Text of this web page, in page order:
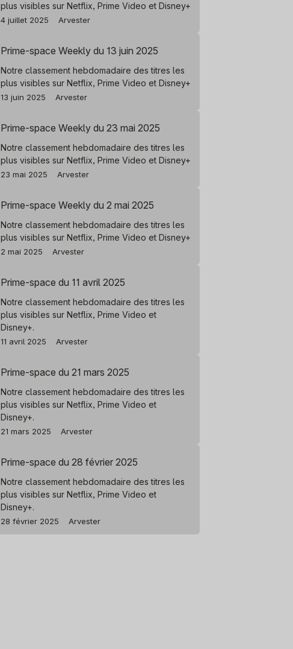
plus visibles sur Netflix, Prime Video et Disney+
Arvester
4 juillet 2025
Prime-space Weekly du 13 juin 2025
Notre classement hebdomadaire des titres les
plus visibles sur Netflix, Prime Video et Disney+
Arvester
13 juin 2025
Prime-space Weekly du 23 mai 2025
Notre classement hebdomadaire des titres les
plus visibles sur Netflix, Prime Video et Disney+
Arvester
23 mai 2025
Prime-space Weekly du 2 mai 2025
Notre classement hebdomadaire des titres les
plus visibles sur Netflix, Prime Video et Disney+
Arvester
2 mai 2025
Prime-space du 11 avril 2025
Notre classement hebdomadaire des titres les
plus visibles sur Netflix, Prime Video et
Disney+.
Arvester
11 avril 2025
Prime-space du 21 mars 2025
Notre classement hebdomadaire des titres les
plus visibles sur Netflix, Prime Video et
Disney+.
Arvester
21 mars 2025
Prime-space du 28 février 2025
Notre classement hebdomadaire des titres les
plus visibles sur Netflix, Prime Video et
Disney+.
Arvester
28 février 2025